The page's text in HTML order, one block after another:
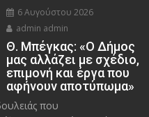
6 Αυγούστου 2026
admin admin
Θ. Μπέγκας: «Ο Δήμος
μας αλλάζει με σχέδιο,
επιμονή και έργα που
αφήνουν αποτύπωμα»
που